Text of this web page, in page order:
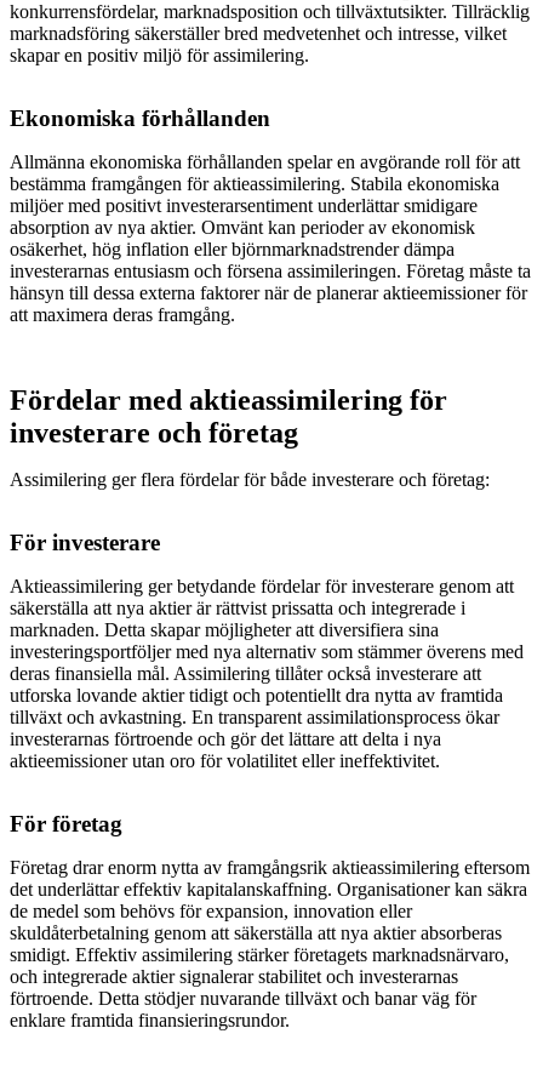
konkurrensfördelar, marknadsposition och tillväxtutsikter. Tillräcklig
marknadsföring säkerställer bred medvetenhet och intresse, vilket
skapar en positiv miljö för assimilering.
Ekonomiska förhållanden
Allmänna ekonomiska förhållanden spelar en avgörande roll för att
bestämma framgången för aktieassimilering. Stabila ekonomiska
miljöer med positivt investerarsentiment underlättar smidigare
absorption av nya aktier. Omvänt kan perioder av ekonomisk
osäkerhet, hög inflation eller björnmarknadstrender dämpa
investerarnas entusiasm och försena assimileringen. Företag måste ta
hänsyn till dessa externa faktorer när de planerar aktieemissioner för
att maximera deras framgång.
Fördelar med aktieassimilering för
investerare och företag
Assimilering ger flera fördelar för både investerare och företag:
För investerare
Aktieassimilering ger betydande fördelar för investerare genom att
säkerställa att nya aktier är rättvist prissatta och integrerade i
marknaden. Detta skapar möjligheter att diversifiera sina
investeringsportföljer med nya alternativ som stämmer överens med
deras finansiella mål. Assimilering tillåter också investerare att
utforska lovande aktier tidigt och potentiellt dra nytta av framtida
tillväxt och avkastning. En transparent assimilationsprocess ökar
investerarnas förtroende och gör det lättare att delta i nya
aktieemissioner utan oro för volatilitet eller ineffektivitet.
För företag
Företag drar enorm nytta av framgångsrik aktieassimilering eftersom
det underlättar effektiv kapitalanskaffning. Organisationer kan säkra
de medel som behövs för expansion, innovation eller
skuldåterbetalning genom att säkerställa att nya aktier absorberas
smidigt. Effektiv assimilering stärker företagets marknadsnärvaro,
och integrerade aktier signalerar stabilitet och investerarnas
förtroende. Detta stödjer nuvarande tillväxt och banar väg för
enklare framtida finansieringsrundor.